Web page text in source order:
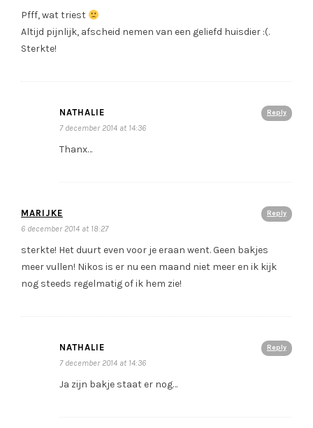
Pfff, wat triest
Altijd pijnlijk, afscheid nemen van een geliefd huisdier :(.
Sterkte!
Reply
NATHALIE
7 december 2014 at 14:36
Thanx…
Reply
MARIJKE
6 december 2014 at 18:27
sterkte! Het duurt even voor je eraan went. Geen bakjes
meer vullen! Nikos is er nu een maand niet meer en ik kijk
nog steeds regelmatig of ik hem zie!
Reply
NATHALIE
7 december 2014 at 14:36
Ja zijn bakje staat er nog…